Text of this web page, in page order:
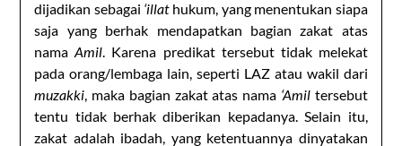
dijadikan sebagai ‘illat hukum, yang menentukan siapa
saja yang berhak mendapatkan bagian zakat atas
namaAmil. Karena predikat tersebut tidak melekat
pada orang/lembaga lain, seperti LAZ atau wakil dari
muzakki, maka bagian zakat atas nama ‘Amil tersebut
tentu tidak berhak diberikan kepadanya. Selain itu,
zakat adalah ibadah, yang ketentuannya dinyatakan